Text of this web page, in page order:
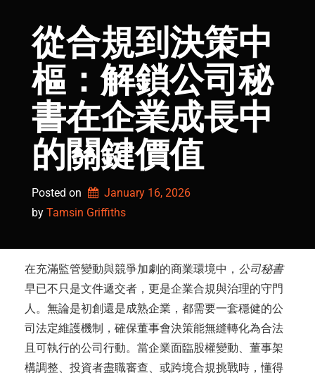
從合規到決策中
樞：解鎖公司秘
書在企業成長中
的關鍵價值
Posted on
January 16, 2026
by Tamsin Griffiths
在充滿監管變動與競爭加劇的商業環境中， 公司秘書
早已不只是文件遞交者，更是企業合規與治理的守門
人。無論是初創還是成熟企業，都需要一套穩健的公
司法定維護機制，確保董事會決策能無縫轉化為合法
且可執行的公司行動。當企業面臨股權變動、董事架
構調整、投資者盡職審查、或跨境合規挑戰時，懂得